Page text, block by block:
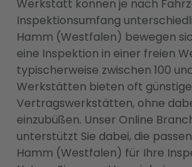
Werkstatt können je nach
Inspektionsumfang
Hamm (Westfalen) bewegen
eine Inspektion in einer freien
typischerweise zwischen 100
Werkstätten bieten oft
Vertragswerkstätten, ohne
einzubüßen. Unser Online
unterstützt Sie dabei, die
Hamm (Westfalen) für Ihre